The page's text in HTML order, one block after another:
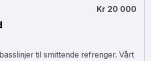
Kr 20 000
til smittende refrenger. Vårt